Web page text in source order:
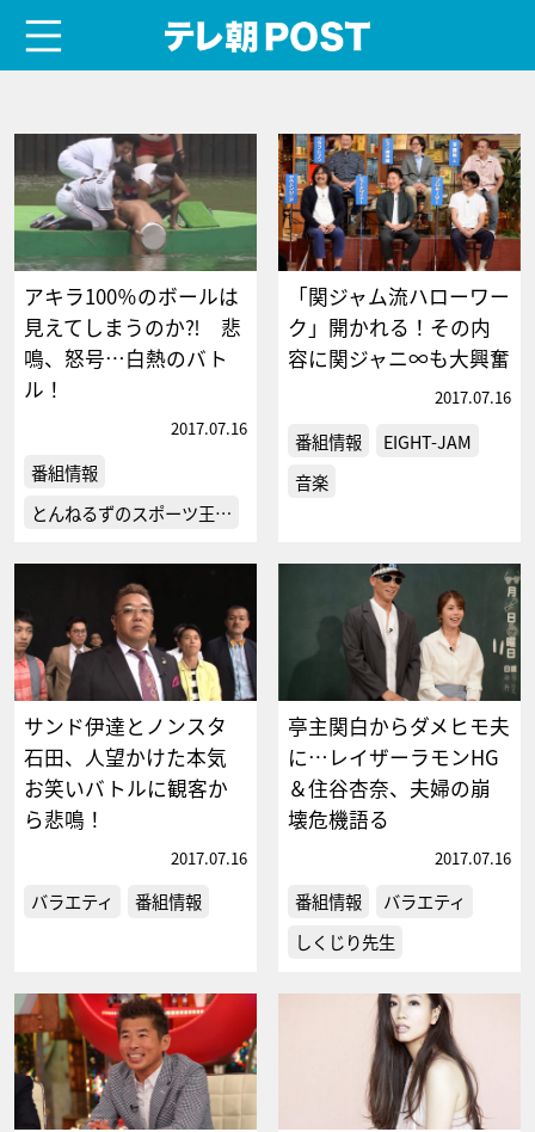
アキラ100％のボールは
見えてしまうのか⁈ 悲
鳴、怒号…白熱のバト
ル！
2017.07.16
番組情報
とんねるずのスポーツ王…
「関ジャム流ハローワー
ク」開かれる！その内
容に関ジャニ∞も大興奮
2017.07.16
番組情報
EIGHT-JAM
音楽
サンド伊達とノンスタ
石田、人望かけた本気
お笑いバトルに観客か
ら悲鳴！
2017.07.16
バラエティ 番組情報
亭主関白からダメヒモ夫
に…レイザーラモンHG
＆住谷杏奈、夫婦の崩
壊危機語る
2017.07.16
番組情報
バラエティ
しくじり先生